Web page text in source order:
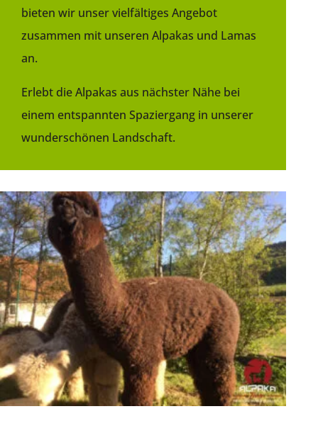
bieten wir unser vielfältiges Angebot
zusammen mit unseren Alpakas und Lamas
an.
Erlebt die Alpakas aus nächster Nähe bei
einem entspannten Spaziergang in unserer
wunderschönen Landschaft.